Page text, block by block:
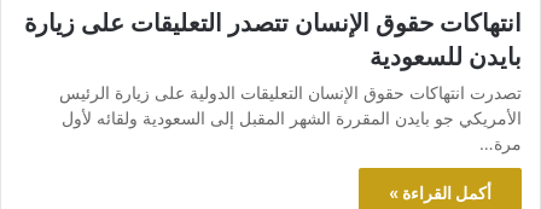
انتهاكات حقوق الإنسان تتصدر التعليقات على زيارة
بايدن للسعودية
تصدرت انتهاكات حقوق الإنسان التعليقات الدولية على زيارة الرئيس
الأمريكي جو بايدن المقررة الشهر المقبل إلى السعودية ولقائه لأول
مرة…
أكمل القراءة »